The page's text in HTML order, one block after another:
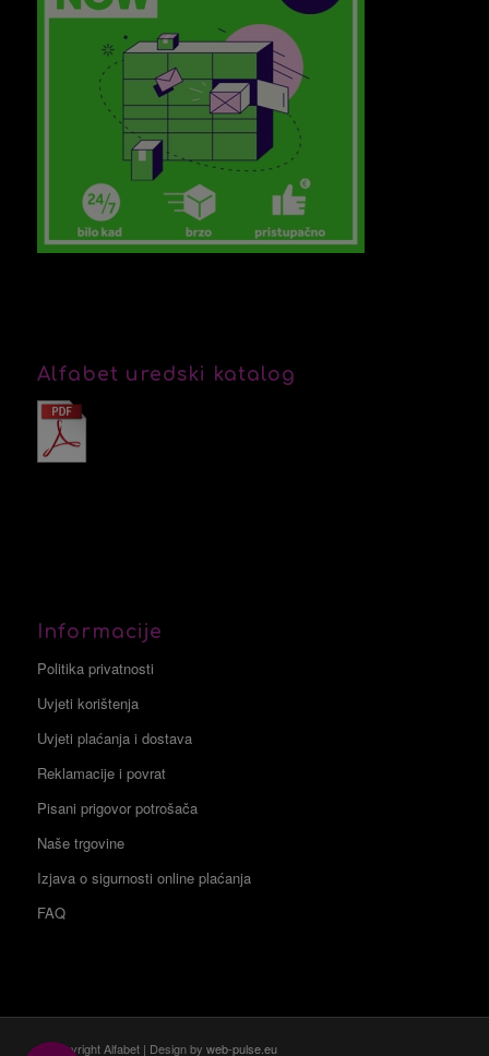
Alfabet uredski katalog
Informacije
Politika privatnosti
Uvjeti korištenja
Uvjeti plaćanja i dostava
Reklamacije i povrat
Pisani prigovor potrošača
Naše trgovine
Izjava o sigurnosti online plaćanja
FAQ
© Copyright Alfabet | Design by web-pulse.eu